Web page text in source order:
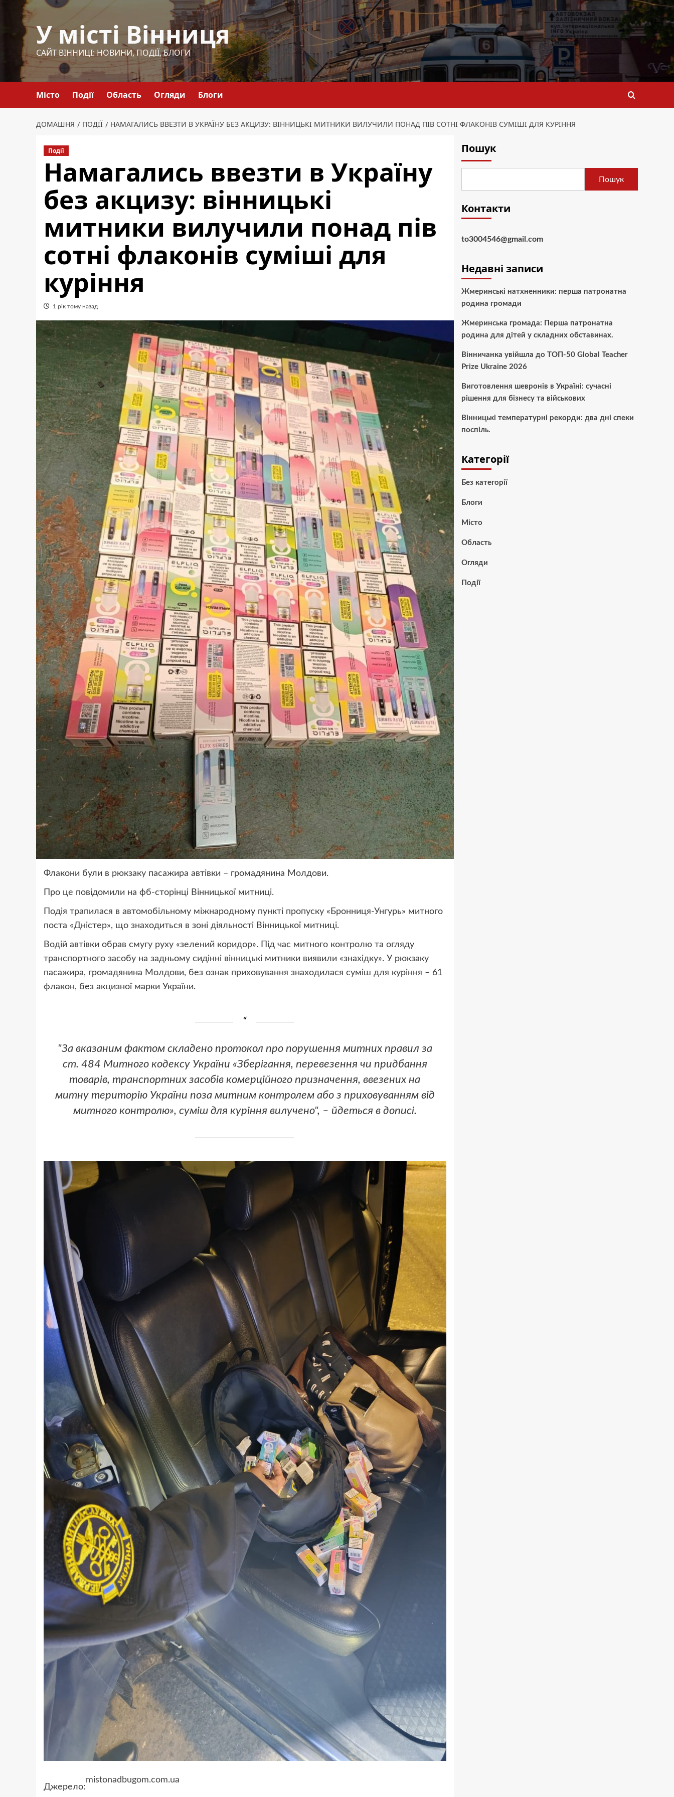
Перейти
У місті Вінниця
САЙТ ВІННИЦІ: НОВИНИ, ПОДІЇ, БЛОГИ
Місто Події Область Огляди Блоги
ДОМАШНЯ ПОДІЇ НАМАГАЛИСЬ ВВЕЗТИ В УКРАЇНУ БЕЗ АКЦИЗУ: ВІННИЦЬКІ МИТНИКИ ВИЛУЧИЛИ ПОНАД ПІВ СОТНІ ФЛАКОНІВ СУМІШІ ДЛЯ КУРІННЯ
Події
Намагались ввезти в Україну
без акцизу: вінницькі
митники вилучили понад пів
сотні флаконів суміші для
куріння
1 рік тому назад
Флакони були в рюкзаку пасажира автівки – громадянина Молдови.
Про це повідомили на фб-сторінці Вінницької митниці.
Подія трапилася в автомобільному міжнародному пункті пропуску «Бронниця-Унгурь» митного
поста «Дністер», що знаходиться в зоні діяльності Вінницької митниці.
Водій автівки обрав смугу руху «зелений коридор». Під час митного контролю та огляду
транспортного засобу на задньому сидінні вінницькі митники виявили «знахідку». У рюкзаку
пасажира, громадянина Молдови, без ознак приховування знаходилася суміш для куріння – 61
флакон, без акцизної марки України.
"За вказаним фактом складено протокол про порушення митних правил за
ст. 484 Митного кодексу України «Зберігання, перевезення чи придбання
товарів, транспортних засобів комерційного призначення, ввезених на
митну територію України поза митним контролем або з приховуванням від
митного контролю», суміш для куріння вилучено", – йдеться в дописі.
Джерело:
mistonadbugom.com.ua
Пошук
Пошук
Контакти
to3004546@gmail.com
Недавні записи
Жмеринські натхненники: перша патронатна
родина громади
Жмеринська громада: Перша патронатна
родина для дітей у складних обставинах.
Вінничанка увійшла до ТОП-50 Global Teacher
Prize Ukraine 2026
Виготовлення шевронів в Україні: сучасні
рішення для бізнесу та військових
Вінницькі температурні рекорди: два дні спеки
поспіль.
Категорії
Без категорії
Блоги
Місто
Область
Огляди
Події